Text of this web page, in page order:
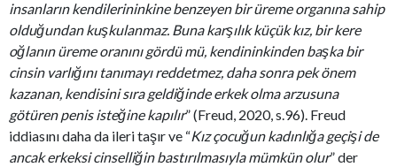
insanların kendilerininkine benzeyen bir üreme organına sahip
olduğundan kuşkulanmaz. Buna karşılık küçük kız, bir kere
oğlanın üreme oranını gördü mü, kendininkinden başka bir
cinsin varlığını tanımayı reddetmez, daha sonra pek önem
kazanan, kendisini sıra geldiğinde erkek olma arzusuna
götüren penis isteğine kapılır” (Freud, 2020, s.96). Freud
iddiasını daha da ileri taşır ve “Kız çocuğun kadınlığa geçişi de
ancak erkeksi cinselliğin bastırılmasıyla mümkün olur” der